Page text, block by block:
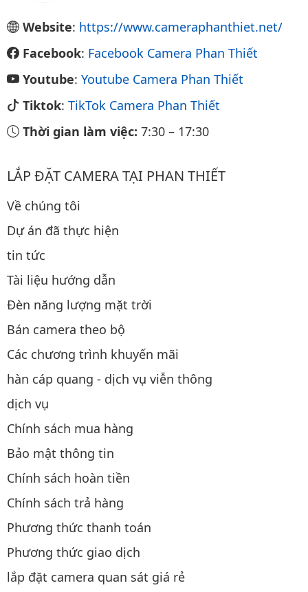
Website: https://www.cameraphanthiet.net/
Facebook: Facebook Camera Phan Thiết
Youtube: Youtube Camera Phan Thiết
Tiktok: TikTok Camera Phan Thiết
Thời gian làm việc: 7:30 – 17:30
LẮP ĐẶT CAMERA TẠI PHAN THIẾT
Về chúng tôi
Dự án đã thực hiện
tin tức
Tài liệu hướng dẫn
Đèn năng lượng mặt trời
Bán camera theo bộ
Các chương trình khuyến mãi
hàn cáp quang - dịch vụ viễn thông
dịch vụ
Chính sách mua hàng
Bảo mật thông tin
Chính sách hoàn tiền
Chính sách trả hàng
Phương thức thanh toán
Phương thức giao dịch
lắp đặt camera quan sát giá rẻ